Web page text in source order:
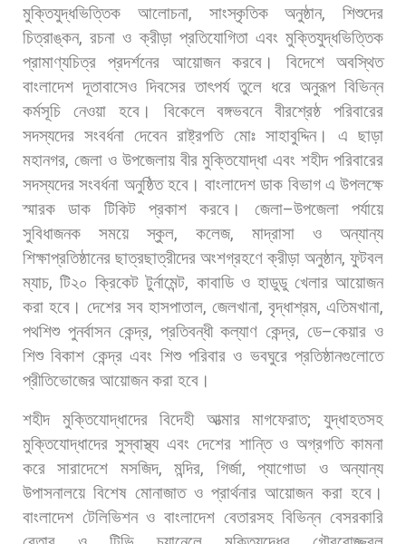
মুক্তিযুদ্ধভিত্তিক
আলোচনা, সাংস্কৃতিক অনুষ্ঠান, শিশুদের
চিত্রাঙ্কন,রচনা ও ক্রীড়া প্রতিযোগিতা এবং মুক্তিযুদ্ধভিত্তিক
প্রামাণ্যচিত্র
প্রদর্শনের আয়োজন করবে। বিদেশে
অবস্থিত
বাংলাদেশ দূতাবাসেও দিবসের তাৎপর্য তুলে ধরে অনুরূপ বিভিন্ন
কর্মসূচি
নেওয়া হবে। বিকেলে বঙ্গভবনে বীরশ্রেষ্ঠ
পরিবারের
সদস্যদের সংবর্ধনা দেবেন রাষ্ট্রপতি মোঃ সাহাবুদ্দিন। এ ছাড়া
মহানগর, জেলা ও উপজেলায় বীর মুক্তিযোদ্ধা এবং শহীদ পরিবারের
সদস্যদের সংবর্ধনা অনুষ্ঠিত হবে। বাংলাদেশ ডাক বিভাগ এ উপলক্ষে
স্মারক
ডাক টিকিট প্রকাশ করবে। জেলা–উপজেলা
পর্যায়ে
সুবিধাজনক
সময়ে স্কুল, কলেজ, মাদ্রাসা ও
অন্যান্য
শিক্ষাপ্রতিষ্ঠানের ছাত্রছাত্রীদের অংশগ্রহণে ক্রীড়া অনুষ্ঠান, ফুটবল
ম্যাচ,টি২০ ক্রিকেট টুর্নামেন্ট, কাবাডি ও হাডুডু খেলার আয়োজন
করা হবে। দেশের সব হাসপাতাল, জেলখানা, বৃদ্ধাশ্রম, এতিমখানা,
পথশিশু পুনর্বাসন কেন্দ্র, প্রতিবন্ধী কল্যাণ কেন্দ্র,ডে–কেয়ার ও
শিশু বিকাশ কেন্দ্র এবং শিশু পরিবার ও ভবঘুরে প্রতিষ্ঠানগুলোতে
প্রীতিভোজের আয়োজন করা হবে।
শহীদ মুক্তিযোদ্ধাদের বিদেহী আত্মার মাগফেরাত;যুদ্ধাহতসহ
মুক্তিযোদ্ধাদের সুস্বাস্থ্য এবং দেশের শান্তি ও অগ্রগতি কামনা
করে
সারাদেশে মসজিদ,মন্দির, গির্জা,প্যাগোডা ও
অন্যান্য
উপাসনালয়ে বিশেষ মোনাজাত ও প্রার্থনার আয়োজন করা হবে।
বাংলাদেশ টেলিভিশন ও বাংলাদেশ বেতারসহ বিভিন্ন বেসরকারি